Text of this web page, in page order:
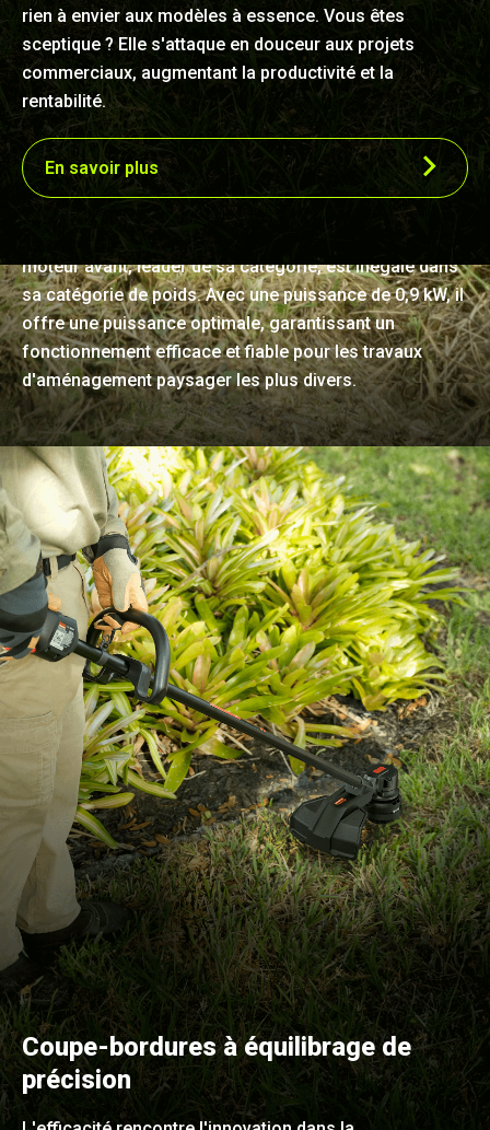
rien à envier aux modèles à essence. Vous êtes
sceptique ? Elle s'attaque en douceur aux projets
commerciaux, augmentant la productivité et la
rentabilité.
En savoir plus
Légèreté et puissance inégalées
moteur avant, leader de sa catégorie, est inégalé dans
sa catégorie de poids. Avec une puissance de 0,9 kW, il
offre une puissance optimale, garantissant un
fonctionnement efficace et fiable pour les travaux
d'aménagement paysager les plus divers.
Coupe-bordures à équilibrage de
précision